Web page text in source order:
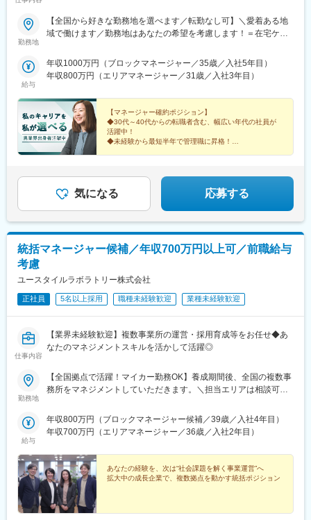
勤務地
【全国から好きな勤務地を選べます／転勤なし可】＼愛着ある地
域で働けます／勤務地はあなたの希望を考慮します！＝在宅ケア
い方に最適なポジション☆引越し手当支給・家賃無料の借り上げ
社宅提供◆全国募集◆四国・東北・関西・岐阜・長野で強化募集
中◆入社半年は東京・神奈川・埼玉⇒養成期間後の勤務地は現在
成期間中の勤務地》東京、神奈川、埼玉※所在地はHP記載【2／地
元マネージャーコース】☆地元採用・転勤なしOK☆別事業へのキ
ャリアチェンジによる昇格可能◆勤務地はページ下部『勤務地一
覧』を参照ください└湘南・川越・香川・川崎・江戸川・徳島・
青森・多摩川に新規オープン！＝施設ケア事業＝【転勤なしOK／
関東／茨城、栃木、群馬、埼玉、東京、神奈川■甲信越・北陸／新
潟■関西／兵庫■東海／静岡、愛知■中国・四国／岡山、広島■九
州・沖縄／福岡、佐賀☆養成期間は最寄り施設勤務
給与
年収1000万円（ブロックマネージャー／35歳／入社5年目）
年収800万円（エリアマネージャー／31歳／入社3年目）
【マネージャー確約ポジション】
◆30代～40代からの転職者含む、幅広い年代の社員が
活躍中！
◆未経験から最短半年で管理職に昇格！
そんなあなたを、私たちは歓迎します。
気になる 応募する
統括マネージャー候補／年収700万円以上可／前職給与
考慮
ユースタイルラボラトリー株式会社
正社員 5名以上採用 職種未経験歓迎 業種未経験歓迎
仕事内容
【業界未経験歓迎】複数事業所の運営・採用育成等をお任せ◆あ
なたのマネジメントスキルを活かして活躍◎
勤務地
【全国拠点で活躍！マイカー勤務OK】養成期間後、全国の複数事
務所をマネジメントしていただきます。＼担当エリアは相談可
《養成期間中の勤務地》現在は東京、横浜、埼玉、福岡の事業所
で行っていますが、ご希望に合わせて、お住まいのエリアで行う
ことも可能です。また社宅の利用もできますので、ご面接時にお
が対象※現在お住まいの地域又はジェネラルマネージャーと相談の
上決定《配属事業部について》障害福祉事業では「重度訪問介
護」と「グループホーム」、高齢者事業では「訪問介護事業」を
展開しています。配属に関しては、適性や条件等に応じて、配属
の事業部を決定。あなたの適性や能力を活かせる適切な部署でご
給与
年収800万円（ブロックマネージャー候補／39歳／入社4年目）
年収700万円（エリアマネージャー／36歳／入社2年目）
あなたの経験を、次は“社会課題を解く事業運営”へ
拡大中の成長企業で、複数拠点を動かす統括ポジション